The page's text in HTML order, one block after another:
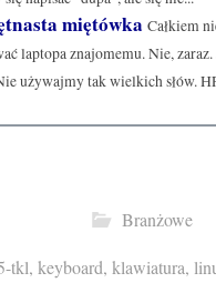
miętówka Całkiem
laptopa znajomemu. Nie,
używajmy tak wielkich słów.
Branżowe
tkl, keyboard, klawiatura,